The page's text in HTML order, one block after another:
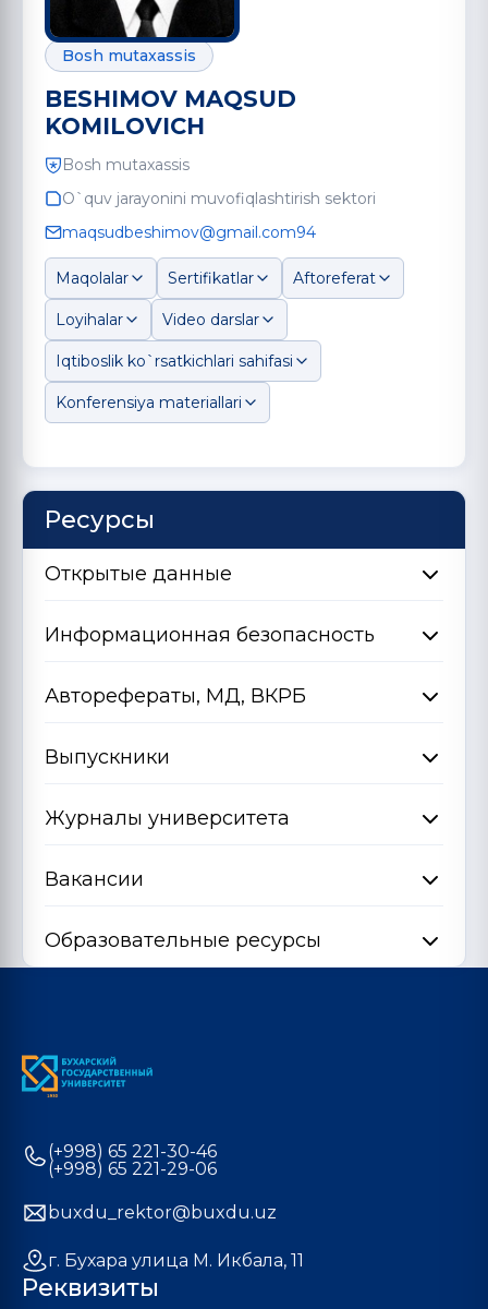
Bosh mutaxassis
BESHIMOV MAQSUD
KOMILOVICH
Bosh mutaxassis
O`quv jarayonini muvofiqlashtirish sektori
maqsudbeshimov@gmail.com94
Maqolalar Sertifikatlar Aftoreferat
Loyihalar Video darslar
Iqtiboslik ko`rsatkichlari sahifasi
Konferensiya materiallari
Ресурсы
Открытые данные
Информационная безопасность
Авторефераты, МД, ВКРБ
Выпускники
Журналы университета
Вакансии
Образовательные ресурсы
(+998) 65 221-30-46
(+998) 65 221-29-06
buxdu_rektor@buxdu.uz
г. Бухара улица М. Икбала, 11
Реквизиты